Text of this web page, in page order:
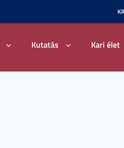
Kutatás Kari élet